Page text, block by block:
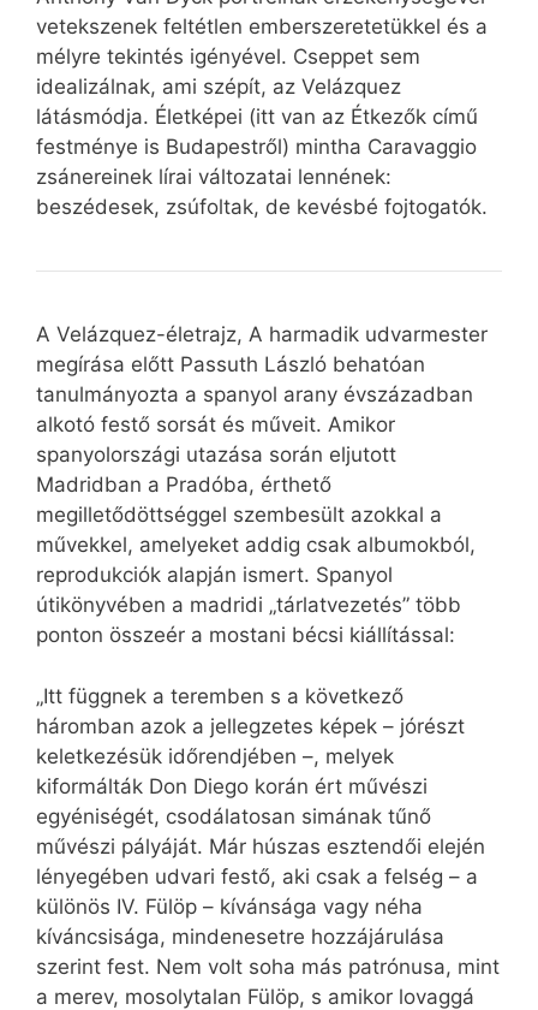
vetekszenek feltétlen emberszeretetükkel és a
mélyre tekintés igényével. Cseppet sem
idealizálnak, ami szépít, az Velázquez
látásmódja. Életképei (itt van az Étkezők című
festménye is Budapestről) mintha Caravaggio
zsánereinek lírai változatai lennének:
beszédesek, zsúfoltak, de kevésbé fojtogatók.
A Velázquez-életrajz, A harmadik udvarmester
megírása előtt Passuth László behatóan
tanulmányozta a spanyol arany évszázadban
alkotó festő sorsát és műveit. Amikor
spanyolországi utazása során eljutott
Madridban a Pradóba, érthető
megilletődöttséggel szembesült azokkal a
művekkel, amelyeket addig csak albumokból,
reprodukciók alapján ismert. Spanyol
útikönyvében a madridi „tárlatvezetés” több
ponton összeér a mostani bécsi kiállítással:
„Itt függnek a teremben s a következő
háromban azok a jellegzetes képek – jórészt
keletkezésük időrendjében –, melyek
kiformálták Don Diego korán ért művészi
egyéniségét, csodálatosan simának tűnő
művészi pályáját. Már húszas esztendői elején
lényegében udvari festő, aki csak a felség – a
különös IV. Fülöp – kívánsága vagy néha
kíváncsisága, mindenesetre hozzájárulása
szerint fest. Nem volt soha más patrónusa, mint
a merev, mosolytalan Fülöp, s amikor lovaggá